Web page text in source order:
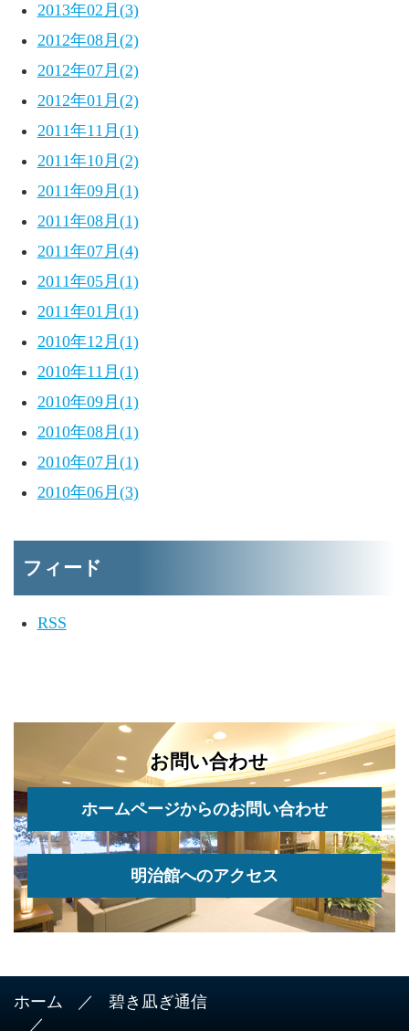
2013年02月(3)
2012年08月(2)
2012年07月(2)
2012年01月(2)
2011年11月(1)
2011年10月(2)
2011年09月(1)
2011年08月(1)
2011年07月(4)
2011年05月(1)
2011年01月(1)
2010年12月(1)
2010年11月(1)
2010年09月(1)
2010年08月(1)
2010年07月(1)
2010年06月(3)
フィード
RSS
お問い合わせ
ホームページからのお問い合わせ
明治館へのアクセス
ホーム 碧き凪ぎ通信